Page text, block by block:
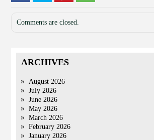
Comments are closed.
ARCHIVES
August 2026
July 2026
June 2026
May 2026
March 2026
February 2026
January 2026